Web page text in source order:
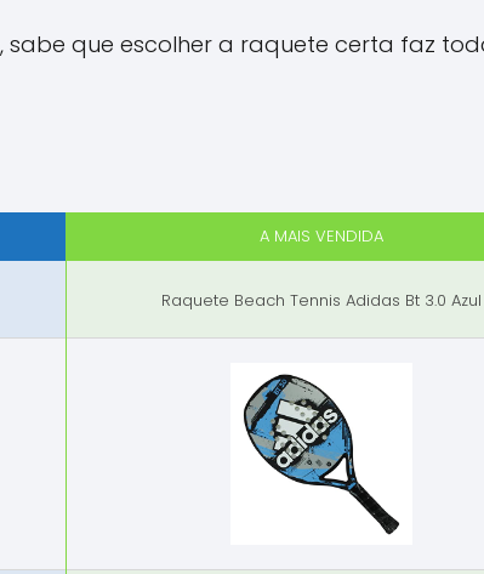
, sabe que escolher a raquete certa faz
A MAIS VENDIDA
Raquete Beach Tennis Adidas Bt 3.0 Azul